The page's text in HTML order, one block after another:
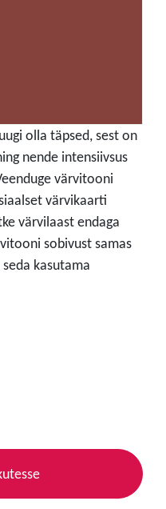
olla täpsed, sest on
nende intensiivsus
värvitooni
värvikaarti
värvilaast endaga
sobivust samas
kasutama